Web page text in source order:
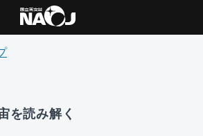
を読み解く